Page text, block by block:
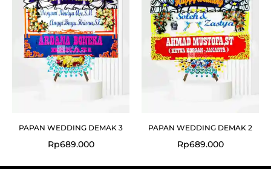
PAPAN WEDDING DEMAK 3
Rp689.000
PAPAN WEDDING DEMAK 2
Rp689.000